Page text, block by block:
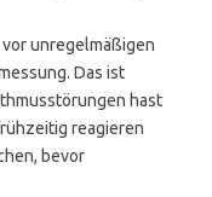
unregelmäßigen
Das ist
hast
reagieren
bevor